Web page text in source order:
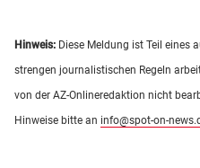
Hinweis: Diese Meldung ist Teil eines
strengen journalistischen Regeln
von der AZ-Onlineredaktion nicht
Hinweise bitte an info@spot-on-